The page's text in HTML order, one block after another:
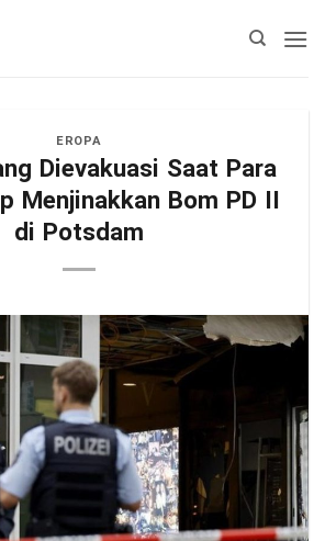
EROPA
Dievakuasi Saat Para
Menjinakkan Bom PD II
di Potsdam